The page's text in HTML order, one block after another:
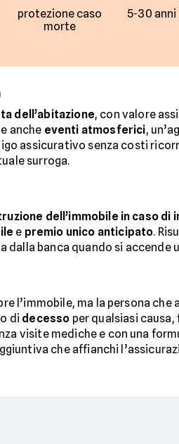
protezione caso
morte
5-30 anni
dell’abitazione, con valore
e anche eventi atmosferici,
assicurativo senza costi
surroga.
dell’immobile in caso di
e premio unico anticipato.
banca quando si accende
l’immobile, ma la persona che
di decesso per qualsiasi causa,
visite mediche e con una
che affianchi